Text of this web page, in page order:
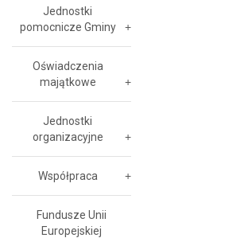
Jednostki
pomocnicze Gminy
Oświadczenia
majątkowe
Jednostki
organizacyjne
Współpraca
Fundusze Unii
Europejskiej